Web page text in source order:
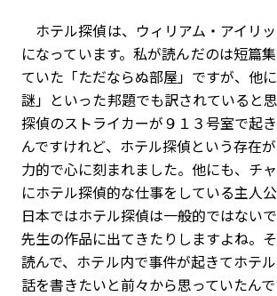
ホテル探偵は、ウィリアム・アイリ
になっています。私が読んだのは短篇
ていた「ただならぬ部屋」ですが、他
謎」といった邦題でも訳されていると
探偵のストライカーが９１３号室で起
んですけれど、ホテル探偵という存在
力的で心に刻まれました。他にも、チ
にホテル探偵的な仕事をしている主人公
日本ではホテル探偵は一般的ではない
先生の作品に出てきたりしますよね。
読んで、ホテル内で事件が起きてホテ
話を書きたいと前々から思っていたんで